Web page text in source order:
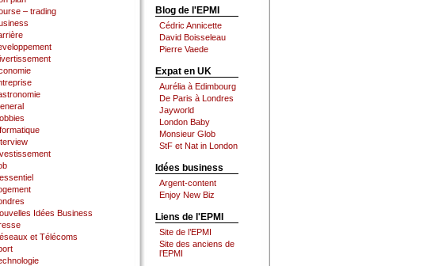
– trading
Idées Business
et Télécoms
Blog de l'EPMI
Cédric Annicette
David Boisseleau
Pierre Vaede
Expat en UK
Aurélia à Edimbourg
De Paris à Londres
Jayworld
London Baby
Monsieur Glob
StF et Nat in London
Idées business
Argent-content
Enjoy New Biz
Liens de l'EPMI
Site de l’EPMI
Site des anciens de
l’EPMI